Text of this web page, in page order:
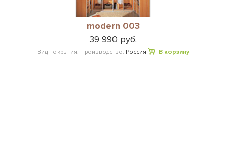
modern 003
39 990 руб.
Вид покрытия: Производство: Россия В корзину